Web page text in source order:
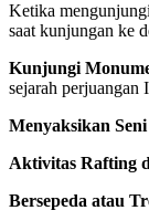
Ketika
saat kunjungan ke
Kunjungi
sejarah perjuangan
Menyaksikan
Aktivitas Rafting
Bersepeda atau